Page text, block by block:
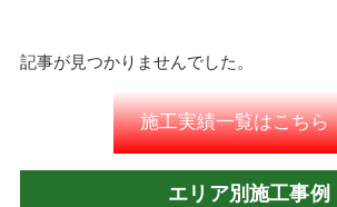
記事が見つかりませんでした。
施工実績一覧はこちら
エリア別施工事例